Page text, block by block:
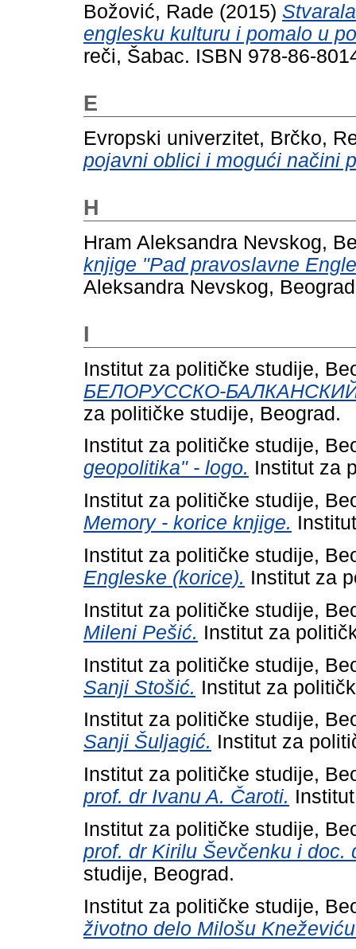
Božović, Rade (2015)
englesku kulturu i pomalo u
reči, Šabac. ISBN 978-86-
E
Evropski univerzitet, Brčko,
pojavni oblici i mogući načini
H
Hram Aleksandra Nevskog,
knjige "Pad pravoslavne
Aleksandra Nevskog,
I
Institut za političke studije,
БЕЛОРУССКО-БАЛКАНСКИЙ
za političke studije, Beograd.
Institut za političke studije,
geopolitika" - logo. Institut za
Institut za političke studije,
Memory - korice knjige.
Institut za političke studije,
Engleske (korice). Institut za
Institut za političke studije,
Mileni Pešić. Institut za
Institut za političke studije,
Sanji Stošić. Institut za
Institut za političke studije,
Sanji Šuljagić. Institut za
Institut za političke studije,
prof. dr Ivanu A. Čaroti.
Institut za političke studije,
prof. dr Kirilu Ševčenku i doc.
studije, Beograd.
Institut za političke studije,
životno delo Milošu